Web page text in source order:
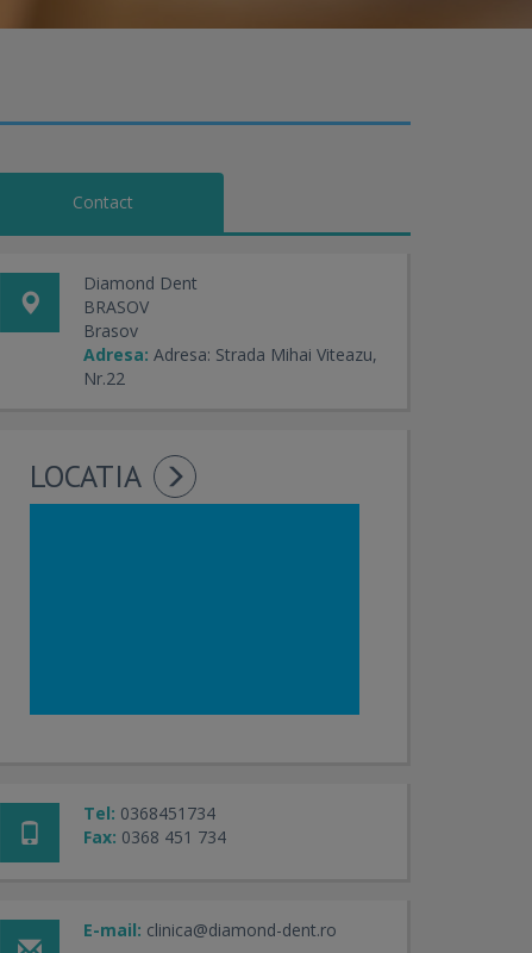
Contact
Diamond Dent
BRASOV
Brasov
Adresa: Adresa: Strada Mihai Viteazu,
Nr.22
LOCATIA
Tel: 0368451734
Fax: 0368 451 734
E-mail: clinica@diamond-dent.ro